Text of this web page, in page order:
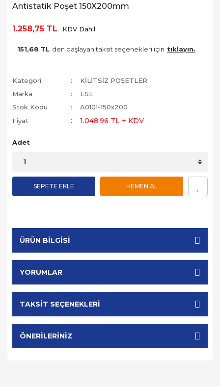
Antistatik Poşet 150X200mm
1.258,75 TL KDV Dahil
151,68 TL den başlayan taksit seçenekleri için tıklayın.
Kategori
KİLİTSİZ POŞETLER
Marka
ESE
Stok Kodu
A0101-150x200
Fiyat
1.048,96 TL + KDV
Adet
SEPETE EKLE HEMEN AL
ÜRÜN BILGISI
YORUMLAR
TAKSIT SEÇENEKLERI
ÖNERILERINIZ